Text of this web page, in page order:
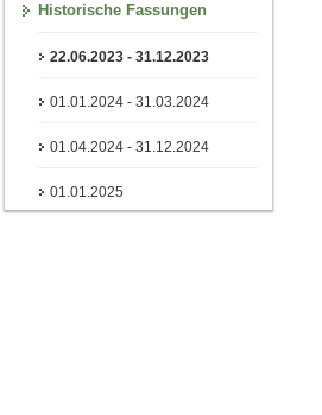
Historische Fassungen
22.06.2023 - 31.12.2023
01.01.2024 - 31.03.2024
01.04.2024 - 31.12.2024
01.01.2025